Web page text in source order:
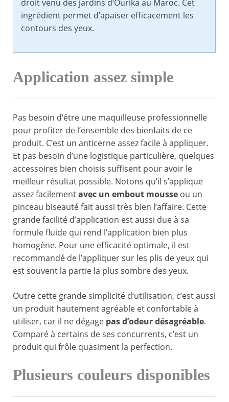
droit venu des jardins d’Ourika au Maroc. Cet
ingrédient permet d’apaiser efficacement les
contours des yeux.
Application assez simple
Pas besoin d’être une maquilleuse professionnelle
pour profiter de l’ensemble des bienfaits de ce
produit. C’est un anticerne assez facile à appliquer.
Et pas besoin d’une logistique particulière, quelques
accessoires bien choisis suffisent pour avoir le
meilleur résultat possible. Notons qu’il s’applique
assez facilementavec un embout mousse ou un
pinceau biseauté fait aussi très bien l’affaire. Cette
grande facilité d’application est aussi due à sa
formule fluide qui rend l’application bien plus
homogène. Pour une efficacité optimale, il est
recommandé de l’appliquer sur les plis de yeux qui
est souvent la partie la plus sombre des yeux.
Outre cette grande simplicité d’utilisation, c’est aussi
un produit hautement agréable et confortable à
utiliser, car il ne dégage pas d’odeur désagréable.
Comparé à certains de ses concurrents, c’est un
produit qui frôle quasiment la perfection.
Plusieurs couleurs disponibles